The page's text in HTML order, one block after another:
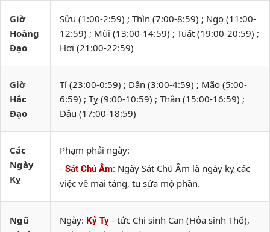
Giờ
Hoàng
Đạo
Sửu (1:00-2:59) ; Thìn (7:00-8:59) ; Ngọ (11:00-
12:59) ; Mùi (13:00-14:59) ; Tuất (19:00-20:59) ;
Hợi (21:00-22:59)
Giờ
Hắc
Đạo
Tí (23:00-0:59) ; Dần (3:00-4:59) ; Mão (5:00-
6:59) ; Tỵ (9:00-10:59) ; Thân (15:00-16:59) ;
Dậu (17:00-18:59)
Các
Ngày
Kỵ
Phạm phải ngày:
- Sát Chủ Âm: Ngày Sát Chủ Âm là ngày kỵ các
việc về mai táng, tu sửa mộ phần.
Ngũ
Ngày: Kỷ Tỵ - tức Chi sinh Can (Hỏa sinh Thổ),